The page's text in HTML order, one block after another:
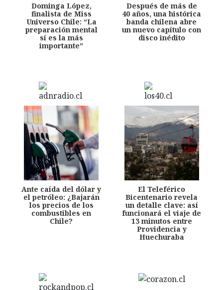
Dominga López,
finalista de Miss
Universo Chile: “La
preparación mental
sí es la más
importante”
Después de más de
40 años, una histórica
banda chilena abre
un nuevo capítulo con
disco inédito
Ante caída del dólar y
el petróleo: ¿Bajarán
los precios de los
combustibles en
Chile?
El Teleférico
Bicentenario revela
un detalle clave: así
funcionará el viaje de
13 minutos entre
Providencia y
Huechuraba